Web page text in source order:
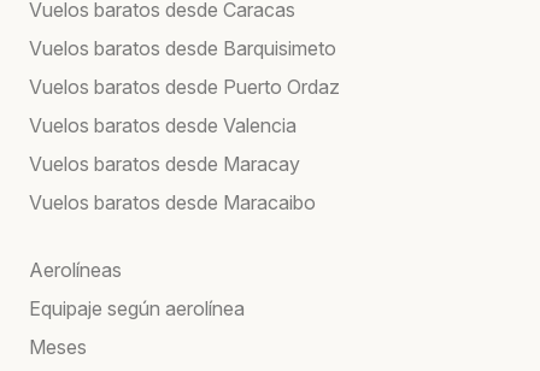
Vuelos baratos desde Caracas
Vuelos baratos desde Barquisimeto
Vuelos baratos desde Puerto Ordaz
Vuelos baratos desde Valencia
Vuelos baratos desde Maracay
Vuelos baratos desde Maracaibo
Aerolíneas
Equipaje según aerolínea
Meses